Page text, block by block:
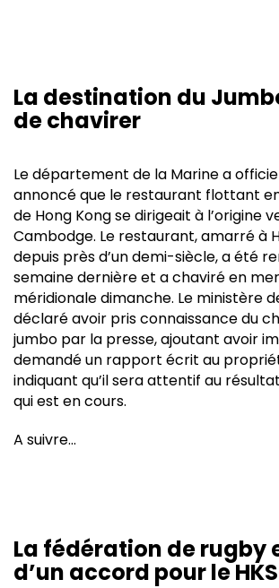
La destination du
de chavirer
Le département de la Marine a
annoncé que le restaurant flottant
de Hong Kong se dirigeait à l’origine
Cambodge. Le restaurant, amarré à
depuis près d’un demi-siècle, a été
semaine dernière et a chaviré en
méridionale dimanche. Le ministère
déclaré avoir pris connaissance du
jumbo par la presse, ajoutant avoir
demandé un rapport écrit au
indiquant qu’il sera attentif au
qui est en cours.
A suivre…
La fédération de rugby
d’un accord pour le